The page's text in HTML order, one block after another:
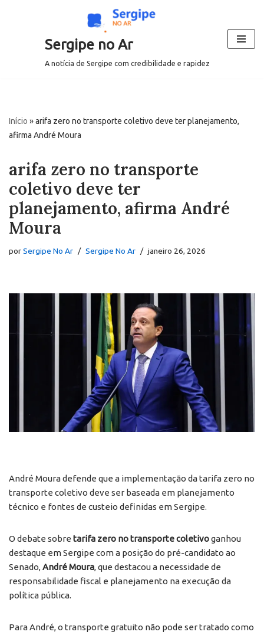
Sergipe no Ar
A notícia de Sergipe com credibilidade e rapidez
Início »arifa zero no transporte coletivo deve ter planejamento,
afirma André Moura
arifa zero no transporte
coletivo deve ter
planejamento, afirma André
Moura
porSergipe No Ar Sergipe No Ar janeiro 26, 2026
André Moura defende que a implementação da tarifa zero no
transporte coletivo deve ser baseada em planejamento
técnico e fontes de custeio definidas em Sergipe.
O debate sobre tarifa zero no transporte coletivoganhou
destaque em Sergipe com a posição do pré-candidato ao
Senado,André Moura, que destacou a necessidade de
responsabilidade fiscal e planejamento na execução da
política pública.
Para André, o transporte gratuito não pode ser tratado como